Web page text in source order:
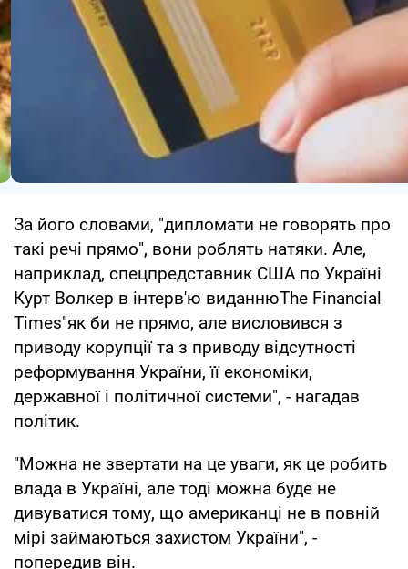
За його словами, "дипломати не говорять про
такі речі прямо", вони роблять натяки. Але,
наприклад, спецпредставник США по Україні
Курт Волкер в інтерв'ю виданнюThe Financial
Times"як би не прямо, але висловився з
приводу корупції та з приводу відсутності
реформування України, її економіки,
державної і політичної системи", - нагадав
політик.
"Можна не звертати на це уваги, як це робить
влада в Україні, але тоді можна буде не
дивуватися тому, що американці не в повній
мірі займаються захистом України", -
попередив він.